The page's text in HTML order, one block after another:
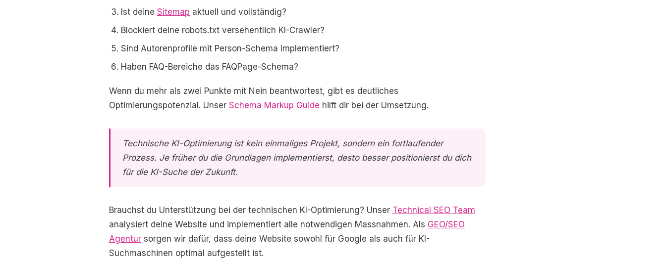
Ist deine Sitemap aktuell und vollständig?
Blockiert deine robots.txt versehentlich KI-Crawler?
Sind Autorenprofile mit Person-Schema implementiert?
Haben FAQ-Bereiche das FAQPage-Schema?
Wenn du mehr als zwei Punkte mit Nein beantwortest, gibt es deutliches
Optimierungspotenzial. Unser Schema Markup Guide hilft dir bei der Umsetzung.
Technische KI-Optimierung ist kein einmaliges Projekt, sondern ein fortlaufender
Prozess. Je früher du die Grundlagen implementierst, desto besser positionierst du dich
für die KI-Suche der Zukunft.
Brauchst du Unterstützung bei der technischen KI-Optimierung? Unser Technical SEO Team
analysiert deine Website und implementiert alle notwendigen Massnahmen. Als GEO/SEO
Agentur sorgen wir dafür, dass deine Website sowohl für Google als auch für KI-
Suchmaschinen optimal aufgestellt ist.